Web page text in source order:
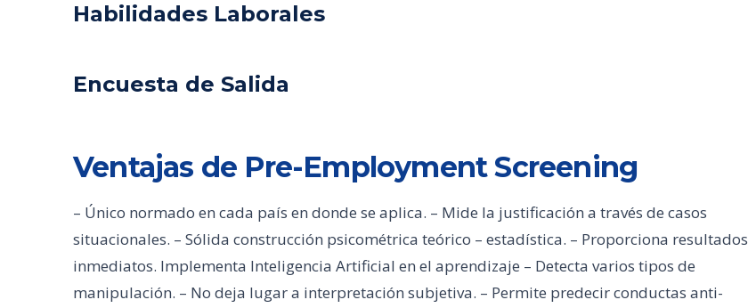
Habilidades Laborales
Encuesta de Salida
Ventajas de Pre-Employment Screening
– Único normado en cada país en donde se aplica. – Mide la justificación a través de casos
situacionales. – Sólida construcción psicométrica teórico – estadística. – Proporciona resultados
inmediatos. Implementa Inteligencia Artificial en el aprendizaje – Detecta varios tipos de
manipulación. – No deja lugar a interpretación subjetiva. – Permite predecir conductas anti-